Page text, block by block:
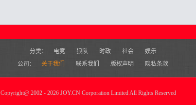
分类： 电竞 狼队 时政 社会
娱乐
公司：
关于我们 联系我们 版权声明 隐私条款
Copyright@2002 - 2026 JOY.CN Corporation Limited All Rights Reserved